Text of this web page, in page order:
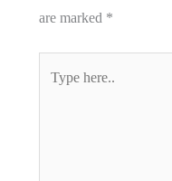
are marked *